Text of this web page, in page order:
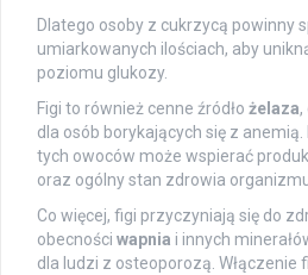
Dlatego osoby z cukrzycą powinny
umiarkowanych ilościach, aby
poziomu glukozy.
Figi to również cenne źródło żelaza
dla osób borykających się z
tych owoców może wspierać
oraz ogólny stan zdrowia
Co więcej, figi przyczyniają się do
obecności wapnia i innych
dla ludzi z osteoporozą. Włączenie